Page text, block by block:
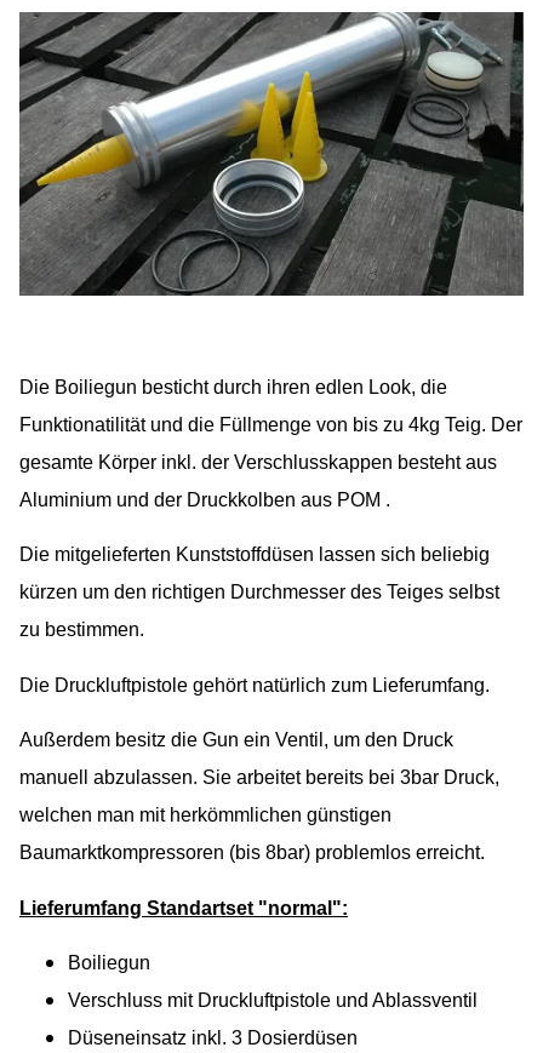
Die Boiliegun besticht durch ihren edlen Look, die
Funktionatilität und die Füllmenge von bis zu 4kg Teig. Der
gesamte Körper inkl. der Verschlusskappen besteht aus
Aluminium und der Druckkolben aus POM .
Die mitgelieferten Kunststoffdüsen lassen sich beliebig
kürzen um den richtigen Durchmesser des Teiges selbst
zu bestimmen.
Die Druckluftpistole gehört natürlich zum Lieferumfang.
Außerdem besitz die Gun ein Ventil, um den Druck
manuell abzulassen. Sie arbeitet bereits bei 3bar Druck,
welchen man mit herkömmlichen günstigen
Baumarktkompressoren (bis 8bar) problemlos erreicht.
Lieferumfang Standartset "normal":
Boiliegun
Verschluss mit Druckluftpistole und Ablassventil
Düseneinsatz inkl. 3 Dosierdüsen